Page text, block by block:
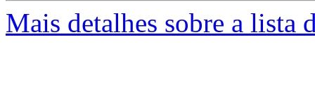
Mais detalhes sobre a lista